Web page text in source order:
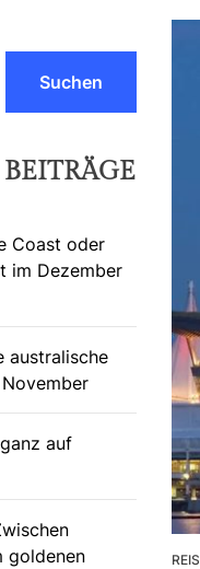
Suchen
Coast oder
im Dezember
australische
auf
goldenen